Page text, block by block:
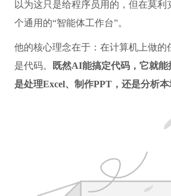
以为这只是给程序员用的，但在莫利
个通用的“智能体工作台”。
他的核心理念在于：在计算机上做的
是代码。
既然AI能搞定代码，它就
是处理Excel、制作PPT，还是分析本